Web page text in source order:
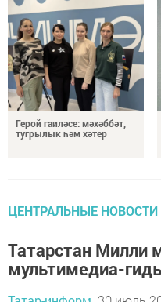
Герой гаиләсе: мәхәббәт,
тугрылык һәм хәтер
ЦЕНТРАЛЬНЫЕ НОВОСТИ
Татарстан Милли
мультимедиа-